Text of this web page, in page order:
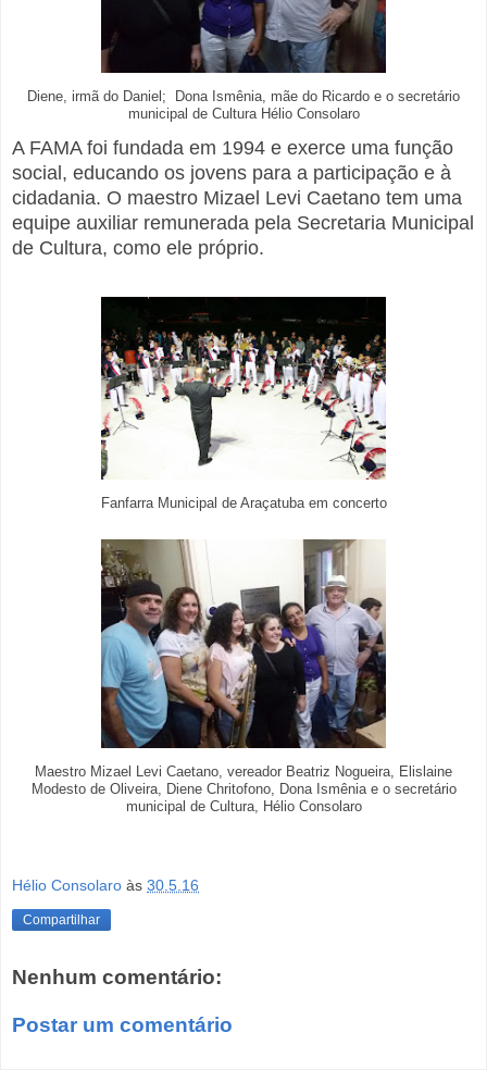
Diene, irmã do Daniel; Dona Ismênia, mãe do Ricardo e o secretário
municipal de Cultura Hélio Consolaro
A FAMA foi fundada em 1994 e exerce uma função
social, educando os jovens para a participação e à
cidadania. O maestro Mizael Levi Caetano tem uma
equipe auxiliar remunerada pela Secretaria Municipal
de Cultura, como ele próprio.
Fanfarra Municipal de Araçatuba em concerto
Maestro Mizael Levi Caetano, vereador Beatriz Nogueira, Elislaine
Modesto de Oliveira, Diene Chritofono, Dona Ismênia e o secretário
municipal de Cultura, Hélio Consolaro
Hélio Consolaro às 30.5.16
Compartilhar
Nenhum comentário:
Postar um comentário